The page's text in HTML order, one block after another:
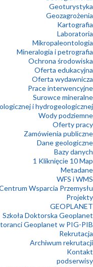
Geoturystyka
Geozagrożenia
Kartografia
Laboratoria
Mikropaleontologia
Mineralogia i petrografia
Ochrona środowiska
Oferta edukacyjna
Oferta wydawnicza
Prace interwencyjne
Surowce mineralne
i hydrogeologicznej
Wody podziemne
Oferty pracy
Zamówienia publiczne
Dane geologiczne
Bazy danych
1 Kliknięcie 10 Map
Metadane
WFS i WMS
Wsparcia Przemysłu
Projekty
GEOPLANET
Szkoła Doktorska Geoplanet
Geoplanet w PIG-PIB
Rekrutacja
Archiwum rekrutacji
Kontakt
podserwisy